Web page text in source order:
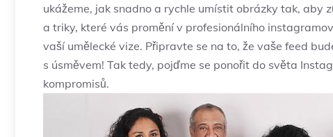
ukážeme, ​jak snadno ‍a rychle umístit ‌obrázky tak, ⁣aby
a triky, ⁢které vás promění v profesionálního
vaší umělecké vize. Připravte​ se‍ na⁣ to, že vaše feed
s úsměvem!⁣ Tak tedy, ​pojďme se ponořit do světa‌
kompromisů.